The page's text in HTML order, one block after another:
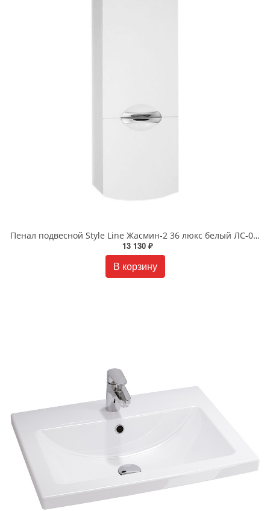
Пенал подвесной Style Line Жасмин-2 36 люкс белый ЛС-00000309
13 130 ₽
В корзину